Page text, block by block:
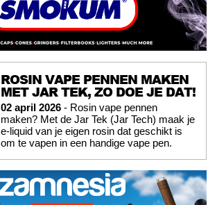
ROSIN VAPE PENNEN MAKEN
MET JAR TEK, ZO DOE JE DAT!
02 april 2026 - Rosin vape pennen
maken? Met de Jar Tek (Jar Tech) maak je
e-liquid van je eigen rosin dat geschikt is
om te vapen in een handige vape pen.